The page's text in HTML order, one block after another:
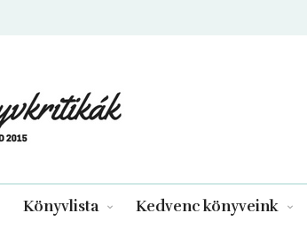
Könyvlista Kedvenc könyveink